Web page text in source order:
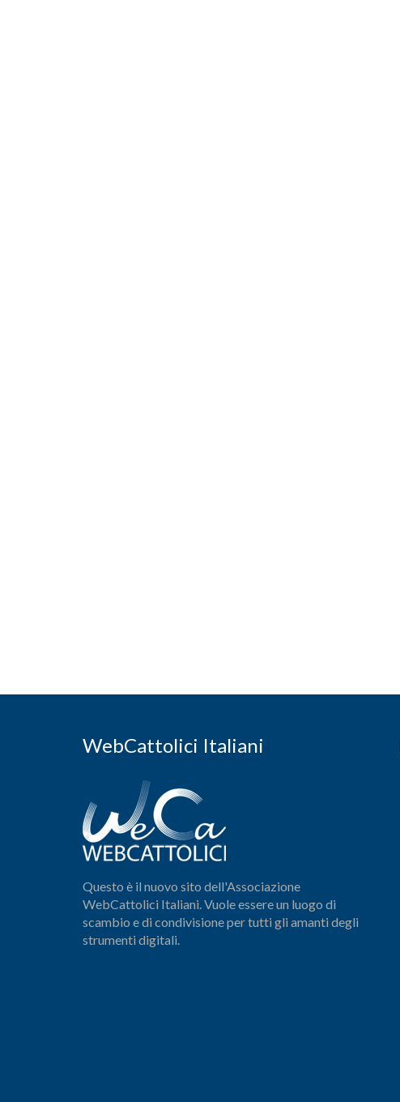
WebCattolici Italiani
Questo è il nuovo sito dell'Associazione
WebCattolici Italiani. Vuole essere un luogo di
scambio e di condivisione per tutti gli amanti degli
strumenti digitali.